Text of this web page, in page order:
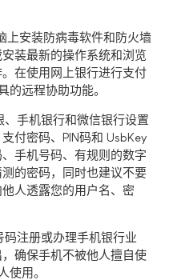
安装防病毒软件和防火墙
装最新的操作系统和浏览
在使用网上银行进行支付
的远程协助功能。
手机银行和微信银行设置
付密码、PIN码和 UsbKey
手机号码、有规则的数字
的密码，同时也建议不要
人透露您的用户名、密
注册或办理手机银行业
确保手机不被他人擅自使
使用。